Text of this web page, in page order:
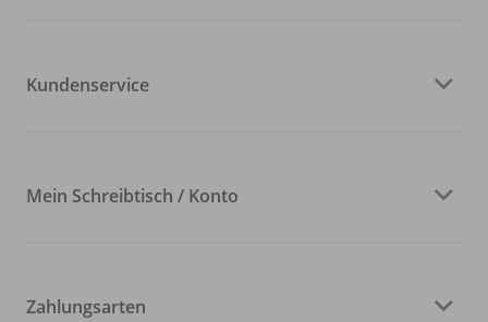
Kundenservice
Mein Schreibtisch / Konto
Zahlungsarten